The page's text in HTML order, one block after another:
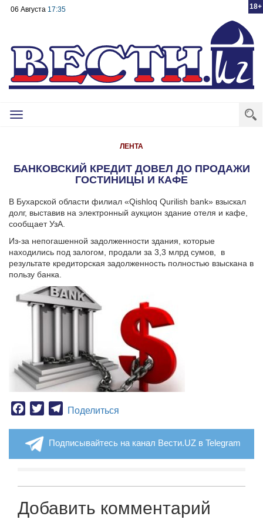
18+
06 Августа 17:35
Toggle
ЛЕНТА
БАНКОВСКИЙ КРЕДИТ ДОВЕЛ ДО ПРОДАЖИ
ГОСТИНИЦЫ И КАФЕ
В Бухарской области филиал «Qishloq Qurilish bank» взыскал
долг, выставив на электронный аукцион здание отеля и кафе,
сообщает УзА.
Из-за непогашенной задолженности здания, которые
находились под залогом, продали за 3,3 млрд сумов, в
результате кредиторская задолженность полностью взыскана в
пользу банка.
Facebook
TwitterTelegram
Поделиться
Подписывайтесь на канал Вести.UZ в Telegram
Добавить комментарий